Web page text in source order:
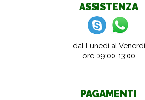
ASSISTENZA
dal Lunedì al Venerdì
ore 09:00-13:00
PAGAMENTI